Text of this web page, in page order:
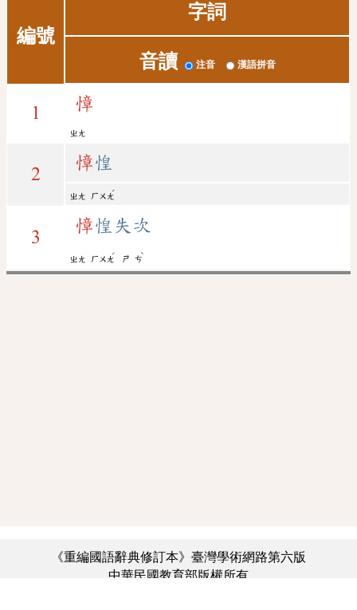
編號
字詞
音讀 注音 漢語拼音
1 慞
ㄓㄤ
2
慞惶
ㄓㄤ ㄏㄨㄤ
ˊ
3
慞惶失次
ㄓㄤ ㄏㄨㄤ
ˊ
ㄕ ㄘ
ˋ
《重編國語辭典修訂本》臺灣學術網路第六版
中華民國教育部版權所有